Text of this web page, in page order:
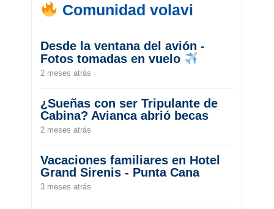
Comunidad volavi
Desde la ventana del avión -
Fotos tomadas en vuelo
2 meses atrás
¿Sueñas con ser Tripulante de
Cabina? Avianca abrió becas
2 meses atrás
Vacaciones familiares en Hotel
Grand Sirenis - Punta Cana
3 meses atrás